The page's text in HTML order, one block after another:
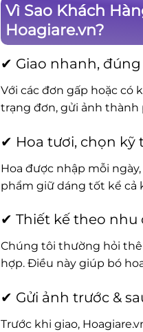
Vì Sao Khách
Hoagiare.vn?
✔ Giao nhanh,
Với các đơn gấp hoặc có
trạng đơn, gửi ảnh thành
✔ Hoa tươi, chọn kỹ
Hoa được nhập mỗi
phẩm giữ dáng tốt kể cả
✔ Thiết kế theo nhu
Chúng tôi thường hỏi
hợp. Điều này giúp bó
✔ Gửi ảnh trước &
Trước khi giao,